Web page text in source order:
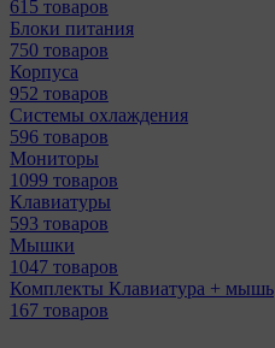
615 товаров
Блоки питания
750 товаров
Корпуса
952 товаров
Системы охлаждения
596 товаров
Мониторы
1099 товаров
Клавиатуры
593 товаров
Мышки
1047 товаров
Комплекты Клавиатура + мышь
167 товаров